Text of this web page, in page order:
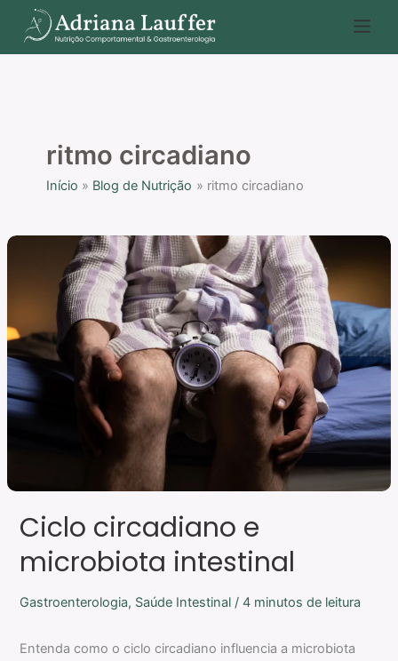
para
o
ritmo circadiano
Início Blog de Nutrição ritmo circadiano
Ciclo circadiano e
microbiota intestinal
Gastroenterologia, Saúde Intestinal /4 minutos de leitura
Entenda como o ciclo circadiano influencia a microbiota
circadiano
microbiota
intestinal
P
e
s
a